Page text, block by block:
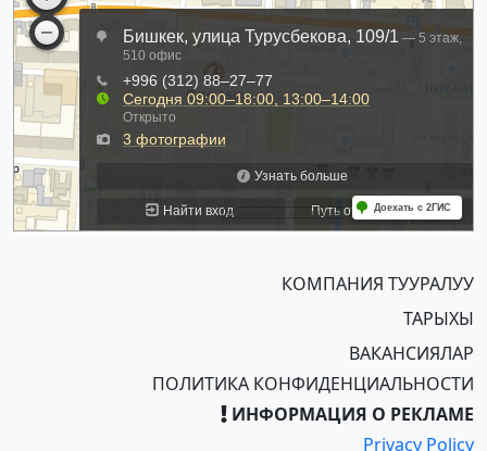
КОМПАНИЯ ТУУРАЛУУ
ТАРЫХЫ
ВАКАНСИЯЛАР
ПОЛИТИКА КОНФИДЕНЦИАЛЬНОСТИ
ИНФОРМАЦИЯ О РЕКЛАМЕ
Privacy Policy